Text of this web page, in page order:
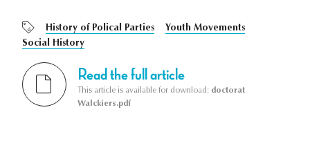
History of Polical Parties
Youth Movements
Social History
Read the full article
This article is available for download: doctorat
Walckiers.pdf